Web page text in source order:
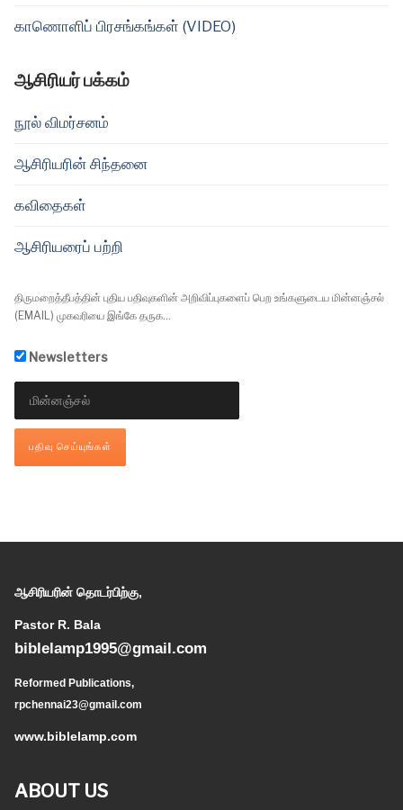
காணொளிப் பிரசங்கங்கள் (VIDEO)
ஆசிரியர் பக்கம்
நூல் விமர்சனம்
ஆசிரியரின் சிந்தனை
கவிதைகள்
ஆசிரியரைப் பற்றி
திருமறைத்தீபத்தின் புதிய பதிவுகளின் அறிவிப்புகளைப் பெற உங்களுடைய மின்னஞ்சல்
(EMAIL) முகவரியை இங்கே தருக...
Newsletters
ஆசிரியரின் தொடர்பிற்கு,
Pastor R. Bala
biblelamp1995@gmail.com
Reformed Publications,
rpchennai23@gmail.com
www.biblelamp.com
ABOUT US